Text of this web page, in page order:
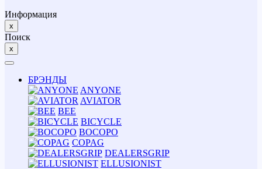
Информация
x
Поиск
x
БРЭНДЫ
ANYONE
AVIATOR
BEE
BICYCLE
BOCOPO
COPAG
DEALERSGRIP
ELLUSIONIST